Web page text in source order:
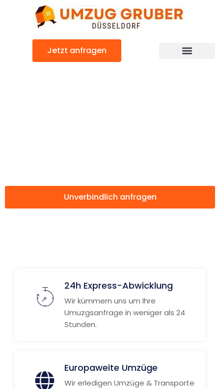
Jetzt anfragen
Unverbindlich anfragen
24h Express-Abwicklung
Wir kümmern uns um Ihre
Umuzgsanfrage in weniger als 24
Stunden.
Europaweite Umzüge
Wir erledigen Umzüge & Transporte